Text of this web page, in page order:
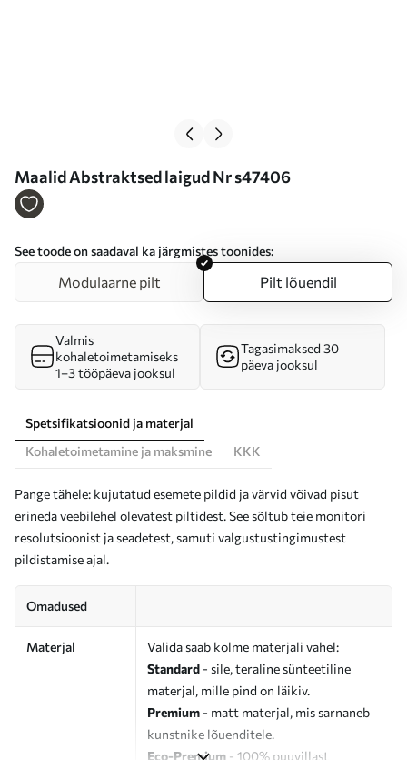
Maalid Abstraktsed laigud Nr s47406
See toode on saadaval ka järgmistes toonides:
Modulaarne pilt Pilt lõuendil
Valmis
kohaletoimetamiseks
1–3 tööpäeva jooksul
Tagasimaksed 30
päeva jooksul
Spetsifikatsioonid ja materjal
Kohaletoimetamine ja maksmine
KKK
Pange tähele: kujutatud esemete pildid ja värvid võivad pisut
erineda veebilehel olevatest piltidest. See sõltub teie monitori
resolutsioonist ja seadetest, samuti valgustustingimustest
pildistamise ajal.
Omadused
Materjal
Valida saab kolme materjali vahel:
Standard - sile, teraline sünteetiline
materjal, mille pind on läikiv.
Premium - matt materjal, mis sarnaneb
kunstnike lõuenditele.
Eco-Premium - 100% puuvillast